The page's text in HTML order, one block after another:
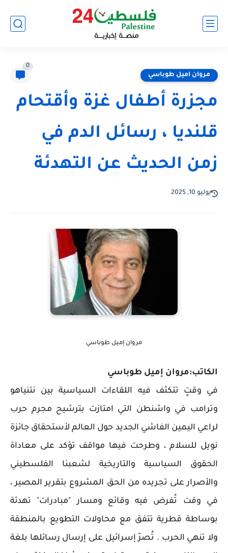
مروان اميل طوباسي
0
مجزرة أطفال غزة وأقتحام
قلنديا ، رسائل الدم في
زمن الحديث عن التهدئة
يوليو 10, 2025
مروان إميل طوباسي
الكاتب:مروان إميل طوباسي
في وقتٍ تتكثف فيه اللقاءات السياسية بين نتنياهو
وترامب في واشنطن التي امتازت بترشيح مجرم حرب
لراعي اليمين الفاشي الجديد حول العالم لأستحقاق جائزة
نويل للسلام ، وطرحت فيها مواقف تؤكد على معاداة
الحقوق السياسية والتاريخية لشعبنا الفلسطيني
والأصرار على تجريده من الحق المشروع بتقرير المصير ،
في وقت تُفرض فيه وقائع ومسار "مبادرات" تهدئة
بوساطة قطرية تتفق مع محاولات التطويع بالمنطقة
ولا تنهي الحرب . تُصرّ إسرائيل على إرسال رسائلها بلغة